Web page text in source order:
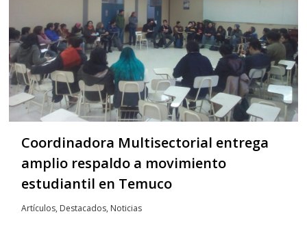
Coordinadora Multisectorial entrega
amplio respaldo a movimiento
estudiantil en Temuco
Artículos, Destacados, Noticias